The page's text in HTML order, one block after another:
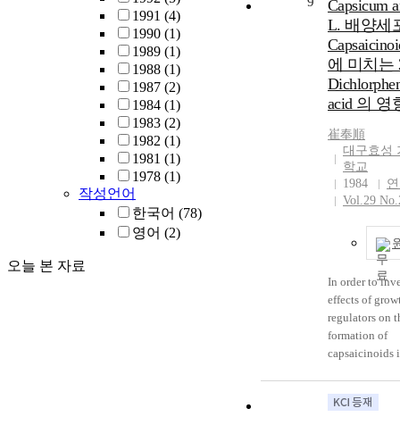
1991 (4)
1990 (1)
1989 (1)
1988 (1)
1987 (2)
1984 (1)
1983 (2)
1982 (1)
1981 (1)
1978 (1)
작성언어
한국어 (78)
영어 (2)
오늘 본 자료
conducted to
clarity of the
of response,
time with 22
At the result,
and 9 sub-
sub-factors
follows:
support,
overcoming
decision
advice
parents,
exploration,
guidance on
career
network
guidance on
information
help. The
In the
actual value
and
obesity, amel
were different
degree of
about self-
While 8.4
students
themselves to
weight, 26.9
female
overweighty
normal
the student
However,
did not pay
They
meals were
in spite of
Capsicum
L. 배양세
에 미치는
acid 의 영
崔奉順
대구효성
학교
1984
Vol.29
In order to
effects of
regulators on
formation of
capsaicinoids
the Linsmaier